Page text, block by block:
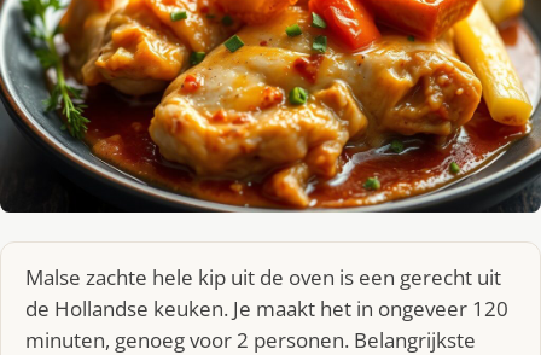
Malse zachte hele kip uit de oven is een gerecht uit
de Hollandse keuken. Je maakt het in ongeveer 120
minuten, genoeg voor 2 personen. Belangrijkste